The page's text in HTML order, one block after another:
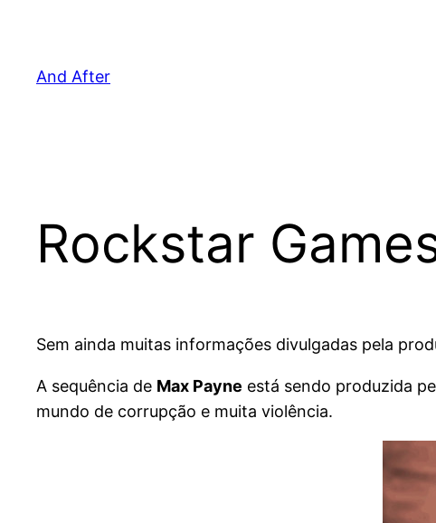
And After
Rockstar
Sem ainda muitas informações divulgadas pela
A sequência de Max Payne está sendo produzida
mundo de corrupção e muita violência.